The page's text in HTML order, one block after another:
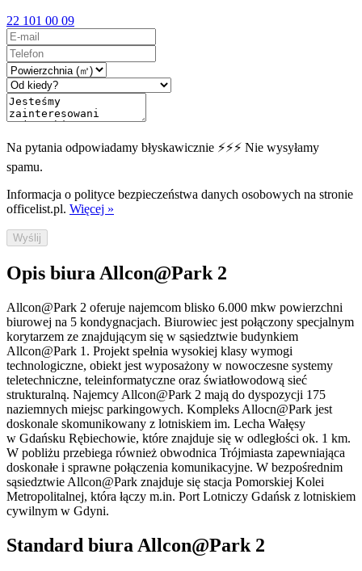
22 101 00 09
Na pytania odpowiadamy błyskawicznie ⚡⚡⚡ Nie wysyłamy
spamu.
Informacja o polityce bezpieczeństwa danych osobowych na stronie
officelist.pl. Więcej »
Wyślij
Opis biura Allcon@Park 2
Allcon@Park 2 oferuje najemcom blisko 6.000 mkw powierzchni
biurowej na 5 kondygnacjach. Biurowiec jest połączony specjalnym
korytarzem ze znajdującym się w sąsiedztwie budynkiem
Allcon@Park 1. Projekt spełnia wysokiej klasy wymogi
technologiczne, obiekt jest wyposażony w nowoczesne systemy
teletechniczne, teleinformatyczne oraz światłowodową sieć
strukturalną. Najemcy Allcon@Park 2 mają do dyspozycji 175
naziemnych miejsc parkingowych. Kompleks Allocn@Park jest
doskonale skomunikowany z lotniskiem im. Lecha Wałęsy
w Gdańsku Rębiechowie, które znajduje się w odległości ok. 1 km.
W pobliżu przebiega również obwodnica Trójmiasta zapewniająca
doskonałe i sprawne połączenia komunikacyjne. W bezpośrednim
sąsiedztwie Allcon@Park znajduje się stacja Pomorskiej Kolei
Metropolitalnej, która łączy m.in. Port Lotniczy Gdańsk z lotniskiem
cywilnym w Gdyni.
Standard biura Allcon@Park 2